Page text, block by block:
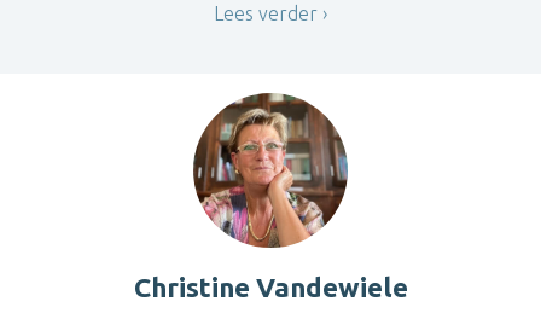
Lees verder
Christine Vandewiele